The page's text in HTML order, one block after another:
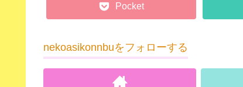
Pocket
nekoasikonnbuをフォローする